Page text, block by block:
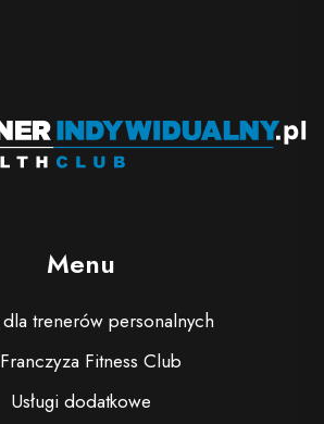
Menu
trenerów personalnych
Fitness Club
Usługi dodatkowe